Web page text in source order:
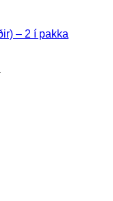
– 2 í pakka